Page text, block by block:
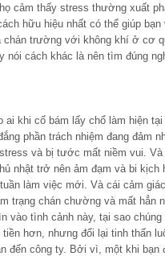
cảm thấy stress thường xuất
hữu hiệu nhất có thể giúp
chán trường với không khí ở cơ
nói cách khác là nên tìm đúng
ai khi cố bám lấy chổ làm hiện
phần trách nhiệm đang đảm
stress và bị tước mất niềm vui.
nhật trở nên ảm đạm và bi
làm việc mới. Và cái cảm
trạng chán chường và mất hẳn
vào tình cảnh này, tại sao
hơn, nhưng đổi lại tinh thấn
đến công ty. Bởi vì, một khi bạn